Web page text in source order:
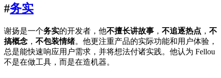
#务实
谢扬是一个务实的开发者，他不擅长讲故事 ， 不追逐热点 ， 不
搞概念 ， 不包装情绪。他更注重产品的实际功能和用户体验，
总是能快速响应用户需求，并将想法付诸实践。他认为 Fellou
不是在做工具，而是在造机器。